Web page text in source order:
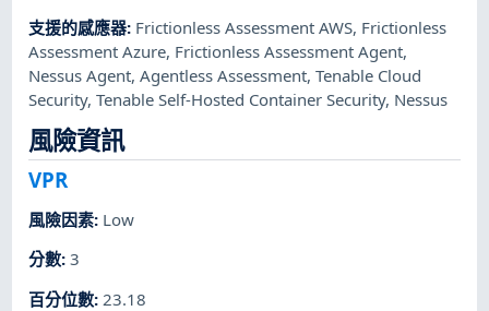
支援的感應器: Frictionless Assessment AWS, Frictionless
Assessment Azure, Frictionless Assessment Agent,
Nessus Agent,Agentless Assessment,Tenable Cloud
Security,Tenable Self-Hosted Container Security, Nessus
風險資訊
VPR
風險因素: Low
分數:3
百分位數: 23.18